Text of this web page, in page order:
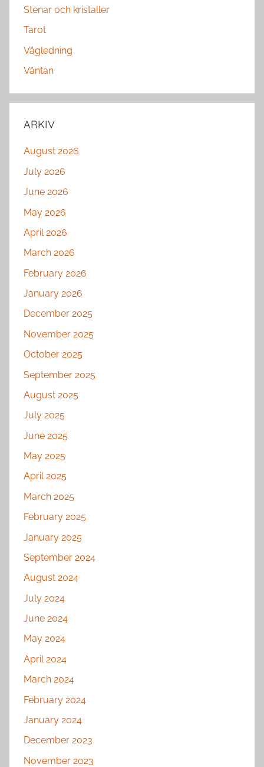
Stenar och kristaller
Tarot
Vägledning
Väntan
ARKIV
August 2026
July 2026
June 2026
May 2026
April 2026
March 2026
February 2026
January 2026
December 2025
November 2025
October 2025
September 2025
August 2025
July 2025
June 2025
May 2025
April 2025
March 2025
February 2025
January 2025
September 2024
August 2024
July 2024
June 2024
May 2024
April 2024
March 2024
February 2024
January 2024
December 2023
November 2023